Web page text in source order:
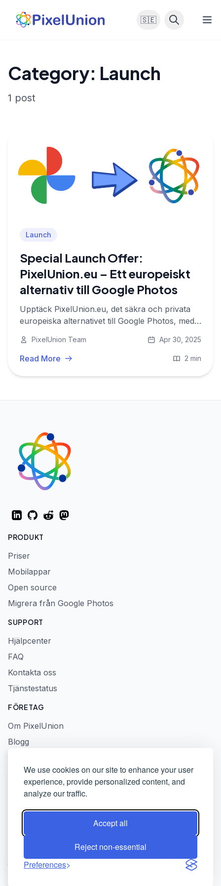
We use cookies on our site to enhance your user
experience, provide personalized content, and
analyze our traffic.
Accept all
Reject non-essential
Preferences
🇸🇪
Category: Launch
1 post
Launch
Special Launch Offer:
PixelUnion.eu – Ett europeiskt
alternativ till Google Photos
Upptäck PixelUnion.eu, det säkra och privata
europeiska alternativet till Google Photos, med
PixelUnion Team Apr 30, 2025
Read More 2 min
LinkedInGitHubRedditMastodon
PRODUKT
Priser
Mobilappar
Open source
Migrera från Google Photos
SUPPORT
Hjälpcenter
FAQ
Kontakta oss
Tjänstestatus
FÖRETAG
Om PixelUnion
Blogg
Integritetspolicy
Användarvillkor
© 2026 PixelUnion - Befria dina foton från amerikanska
techplattformar. All rights reserved.